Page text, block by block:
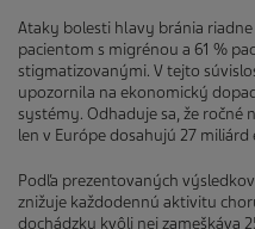
Ataky bolesti hlavy bránia
pacientom s migrénou a 61 %
stigmatizovanými. V tejto
upozornila na ekonomický
systémy. Odhaduje sa, že ročné
len v Európe dosahujú 27
Podľa prezentovaných
znižuje každodennú aktivitu
dochádzku kvôli nej zameškáva